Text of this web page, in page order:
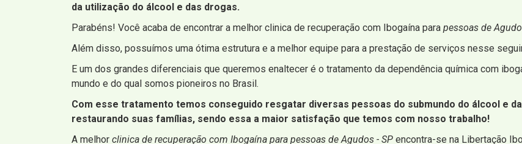
da utilização do álcool e das drogas.
Parabéns! Você acaba de encontrar a melhor clinica de recuperação com Ibogaína para pessoas de
Além disso, possuímos uma ótima estrutura e a melhor equipe para a prestação de serviços nesse
E um dos grandes diferenciais que queremos enaltecer é o tratamento da dependência química com
mundo e do qual somos pioneiros no Brasil.
Com esse tratamento temos conseguido resgatar diversas pessoas do submundo do álcool e
restaurando suas famílias, sendo essa a maior satisfação que temos com nosso trabalho!
A melhor clinica de recuperação com Ibogaína para pessoas de Agudos - SP encontra-se na Libertação